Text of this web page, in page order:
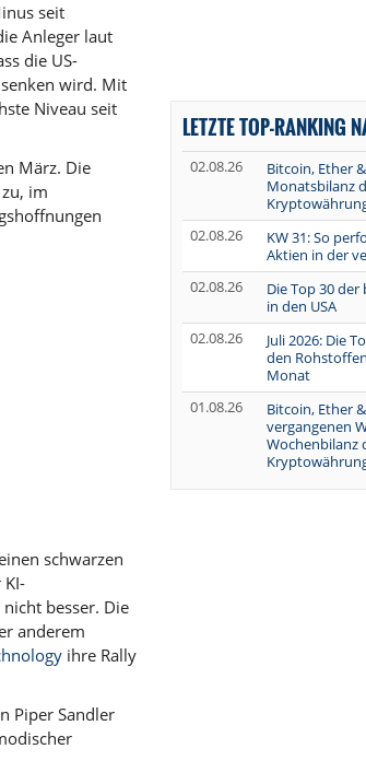
seit
Anleger laut
die US-
wird. Mit
Niveau seit
März. Die
im
schwarzen
besser. Die
anderem
ihre Rally
Piper Sandler
LETZTE TOP-RANKING
02.08.26
Bitcoin, Ether
Monatsbilanz
02.08.26
KW 31: So
Aktien in der
02.08.26
Die Top 30 der
in den USA
02.08.26
Juli 2026: Die
den
Monat
01.08.26
Bitcoin, Ether
vergangenen
Wochenbilanz